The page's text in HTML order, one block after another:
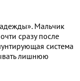
Мальчик
сразу после
система
лишнюю